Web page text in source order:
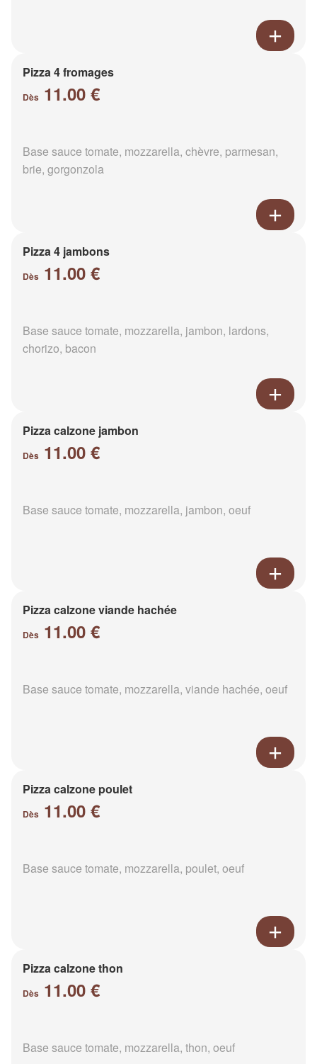
Pizza 4 fromages
Dès 11.00 €
Base sauce tomate, mozzarella, chèvre, parmesan,
brie, gorgonzola
Pizza 4 jambons
Dès 11.00 €
Base sauce tomate, mozzarella, jambon, lardons,
chorizo, bacon
Pizza calzone jambon
Dès 11.00 €
Base sauce tomate, mozzarella, jambon, oeuf
Pizza calzone viande hachée
Dès 11.00 €
Base sauce tomate, mozzarella, viande hachée, oeuf
Pizza calzone poulet
Dès 11.00 €
Base sauce tomate, mozzarella, poulet, oeuf
Pizza calzone thon
Dès 11.00 €
Base sauce tomate, mozzarella, thon, oeuf